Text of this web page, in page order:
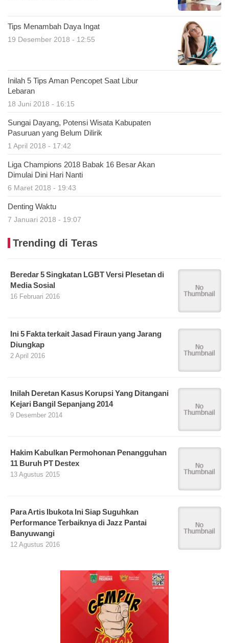
Tips Menambah Daya Ingat
19 Desember 2018 - 12:55
Inilah 5 Tips Aman Pencopet Saat Libur
Lebaran
18 Juni 2018 - 16:15
Sungai Dayang, Potensi Wisata Kabupaten
Pasuruan yang Belum Dilirik
1 April 2018 - 17:42
Liga Champions 2018 Babak 16 Besar Akan
Dimulai Dini Hari Nanti
6 Maret 2018 - 19:43
Denting Waktu
7 Januari 2018 - 19:07
Trending di Teras
Beredar 5 Singkatan LGBT Versi Plesetan di
Media Sosial
16 Februari 2016
Ini 5 Fakta terkait Jasad Firaun yang Jarang
Diungkap
2 April 2016
Inilah Deretan Kasus Korupsi Yang Ditangani
Kejari Bangil Sepanjang 2014
9 Desember 2014
Hakim Kabulkan Permohonan Penangguhan
11 Buruh PT Destex
13 Agustus 2015
Para Artis Ibukota Ini Siap Suguhkan
Performance Terbaiknya di Jazz Pantai
Banyuwangi
12 Agustus 2016